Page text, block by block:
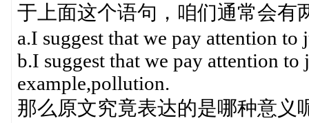
于上面这个语句，咱们通常会有
a.I suggest that we pay attention
b.I suggest that we pay attention to
example,pollution.
那么原文究竟表达的是哪种意义